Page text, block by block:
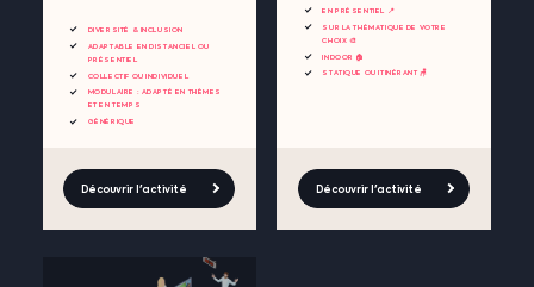
DIVERSITÉ & INCLUSION
ADAPTABLE EN DISTANCIEL OU
PRÉSENTIEL
COLLECTIF OU INDIVIDUEL
MODULAIRE : ADAPTÉ EN THÈMES
ET EN TEMPS
GÉNÉRIQUE
Découvrir l'activité
EN PRÉSENTIEL 📍
SUR LA THÉMATIQUE DE VOTRE
CHOIX 🎨
INDOOR 🏠
STATIQUE OU ITINÉRANT 🪑
Découvrir l'activité